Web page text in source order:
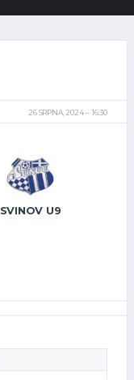
26 SRPNA, 2024 16:30
SVINOV U9